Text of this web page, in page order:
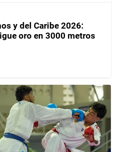
y del Caribe 2026:
oro en 3000 metros